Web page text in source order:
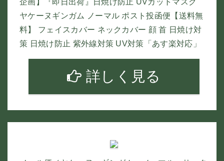
企画】『即日出荷』日焼け防止 UVカットマスク
ヤケーヌギンガム ノーマル ポスト投函便【送料無
料】 フェイスカバー ネックカバー 顔 首 日焼け対
策 日焼け防止 紫外線対策 UV対策「あす楽対応」
詳しく見る